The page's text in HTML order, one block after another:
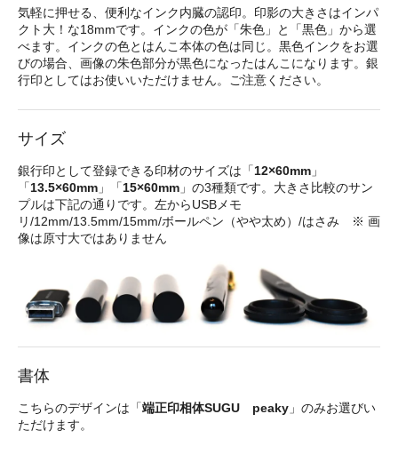
気軽に押せる、便利なインク内臓の認印。印影の大きさはインパ
クト大！な18mmです。インクの色が「朱色」と「黒色」から選
べます。インクの色とはんこ本体の色は同じ。黒色インクをお選
びの場合、画像の朱色部分が黒色になったはんこになります。銀
行印としてはお使いいただけません。ご注意ください。
サイズ
銀行印として登録できる印材のサイズは「12×60mm 」
「13.5×60mm 」「15×60mm 」の3種類です。大きさ比較のサン
プルは下記の通りです。左からUSBメモ
リ/12mm/13.5mm/15mm/ボールペン（やや太め）/はさみ ※ 画
像は原寸大ではありません
書体
こちらのデザインは「端正印相体SUGU peaky 」のみお選びい
ただけます。